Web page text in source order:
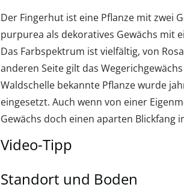
Der Fingerhut ist eine Pflanze mit zwei
purpurea als dekoratives Gewächs mit
Das Farbspektrum ist vielfältig, von
anderen Seite gilt das
Waldschelle bekannte Pflanze wurde
eingesetzt. Auch wenn von einer
Gewächs doch einen aparten Blickfang
Video-Tipp
Standort und Boden